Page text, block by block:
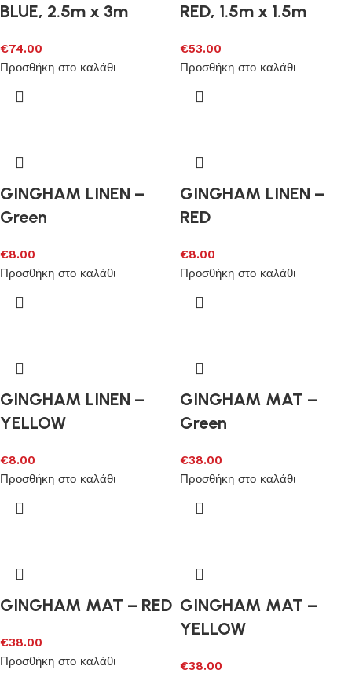
BLUE, 2.5m x 3m
€74.00
Προσθήκη στο καλάθι
RED, 1.5m x 1.5m
€53.00
Προσθήκη στο καλάθι
GINGHAM LINEN –
Green
€8.00
Προσθήκη στο καλάθι
GINGHAM LINEN –
RED
€8.00
Προσθήκη στο καλάθι
GINGHAM LINEN –
YELLOW
€8.00
Προσθήκη στο καλάθι
GINGHAM MAT –
Green
€38.00
Προσθήκη στο καλάθι
GINGHAM MAT – RED
€38.00
Προσθήκη στο καλάθι
GINGHAM MAT –
YELLOW
€38.00